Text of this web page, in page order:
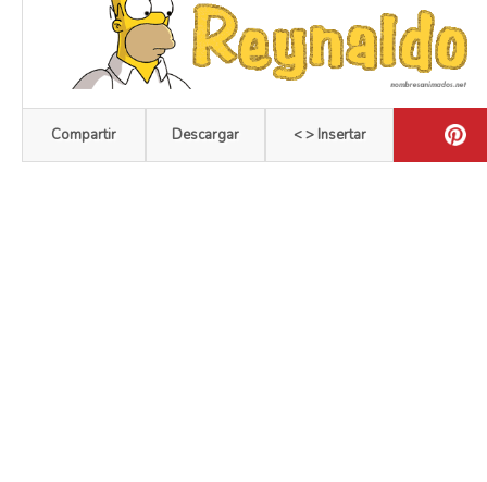
Compartir Descargar < > Insertar